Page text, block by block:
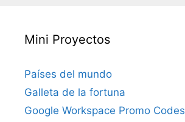
Mini Proyectos
Países del mundo
Galleta de la fortuna
Google Workspace Promo Codes